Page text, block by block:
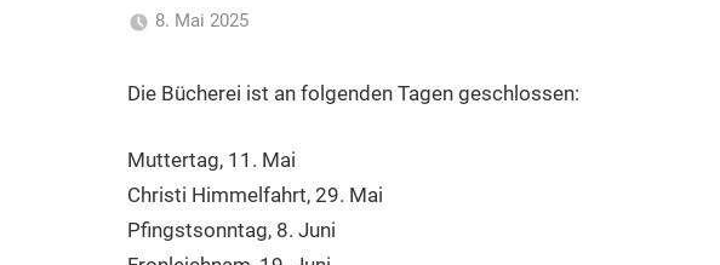
8. Mai 2025
Sommer
Die Bücherei ist an folgenden Tagen geschlossen:
Muttertag, 11. Mai
Christi Himmelfahrt, 29. Mai
Pfingstsonntag, 8. Juni